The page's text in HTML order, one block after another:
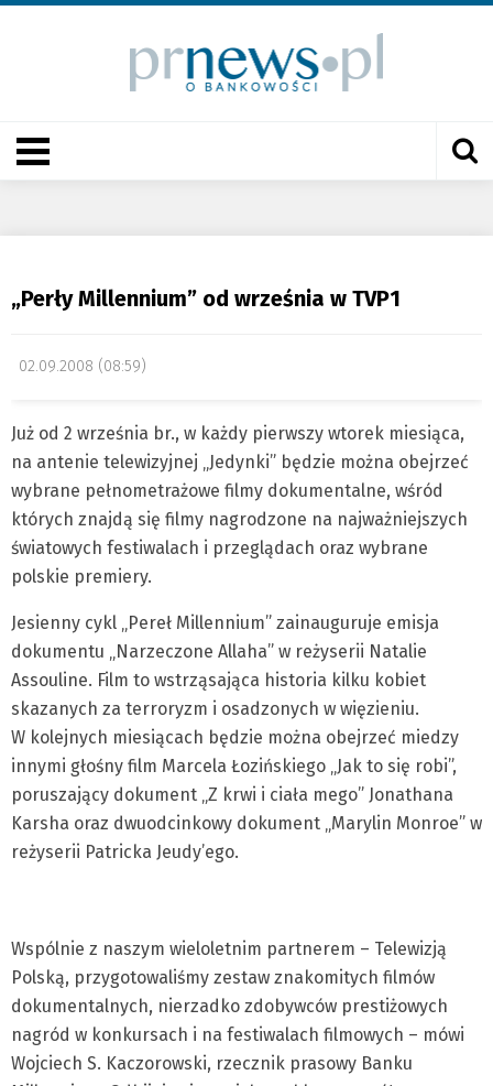
„Perły Millennium” od września w TVP1
02.09.2008 (08:59)
Już od 2 września br., w każdy pierwszy wtorek miesiąca,
na antenie telewizyjnej „Jedynki” będzie można obejrzeć
wybrane pełnometrażowe filmy dokumentalne, wśród
których znajdą się filmy nagrodzone na najważniejszych
światowych festiwalach i przeglądach oraz wybrane
polskie premiery.
Jesienny cykl „Pereł Millennium” zainauguruje emisja
dokumentu „Narzeczone Allaha” w reżyserii Natalie
Assouline. Film to wstrząsająca historia kilku kobiet
skazanych za terroryzm i osadzonych w więzieniu.
W kolejnych miesiącach będzie można obejrzeć miedzy
innymi głośny film Marcela Łozińskiego „Jak to się robi”,
poruszający dokument „Z krwi i ciała mego” Jonathana
Karsha oraz dwuodcinkowy dokument „Marylin Monroe” w
reżyserii Patricka Jeudy’ego.
Wspólnie z naszym wieloletnim partnerem – Telewizją
Polską, przygotowaliśmy zestaw znakomitych filmów
dokumentalnych, nierzadko zdobywców prestiżowych
nagród w konkursach i na festiwalach filmowych – mówi
Wojciech S. Kaczorowski, rzecznik prasowy Banku